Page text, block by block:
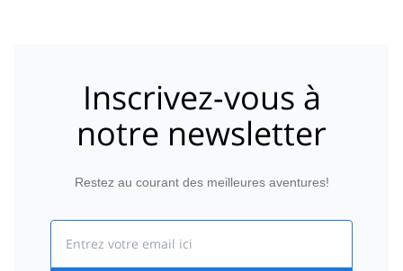
Inscrivez-vous à
notre newsletter
Restez au courant des meilleures aventures!